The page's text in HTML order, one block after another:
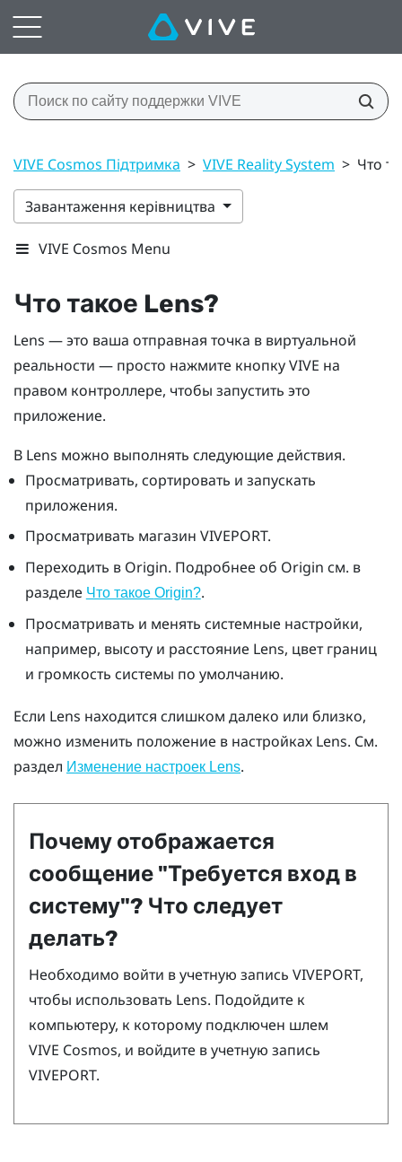
VIVE Cosmos Підтримка > VIVE Reality System > Что
Завантаження керівництва
VIVE Cosmos Menu
Что такое Lens?
Lens — это ваша отправная точка в виртуальной
реальности — просто нажмите кнопкуVIVE на
правом контроллере, чтобы запустить это
приложение.
В Lens можно выполнять следующие действия.
Просматривать, сортировать и запускать
приложения.
Просматривать магазин VIVEPORT.
Переходить в Origin. Подробнее об Origin см. в
разделе Что такое Origin?.
Просматривать и менять системные настройки,
например, высоту и расстояние Lens, цвет границ
и громкость системы по умолчанию.
Если Lens находится слишком далеко или близко,
можно изменить положение в настройках Lens. См.
раздел Изменение настроек Lens.
Почему отображается
сообщение "‍Требуется вход в
систему"‍? Что следует
делать?
Необходимо войти в учетную запись VIVEPORT,
чтобы использовать Lens. Подойдите к
компьютеру, к которому подключен шлем
VIVE Cosmos, и войдите в учетную запись
VIVEPORT.